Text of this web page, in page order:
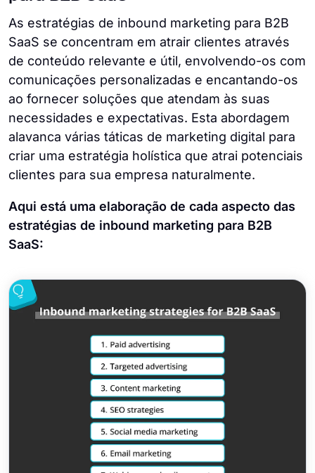
As estratégias de inbound marketing para B2B
SaaS se concentram em atrair clientes através
de conteúdo relevante e útil, envolvendo-os com
comunicações personalizadas e encantando-os
ao fornecer soluções que atendam às suas
necessidades e expectativas. Esta abordagem
alavanca várias táticas de marketing digital para
criar uma estratégia holística que atrai potenciais
clientes para sua empresa naturalmente.
Aqui está uma elaboração de cada aspecto das
estratégias de inbound marketing para B2B
SaaS: